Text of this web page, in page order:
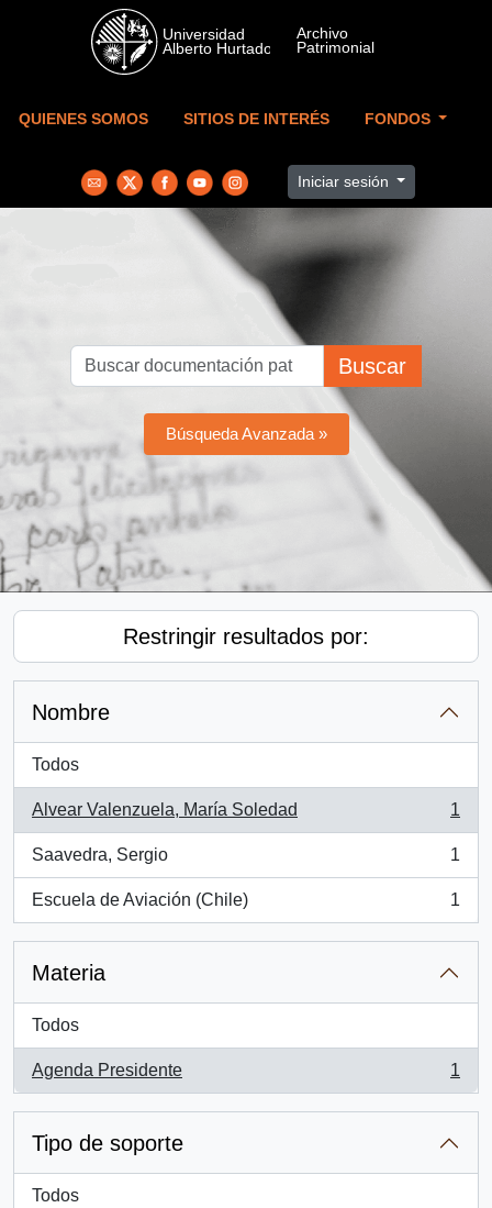
Skip to main content
QUIENES SOMOS SITIOS DE INTERÉS FONDOS
Iniciar sesión
Buscar
Búsqueda Avanzada »
Restringir resultados por:
Nombre
Todos
Alvear Valenzuela, María Soledad
, 1 resultados
1
Saavedra, Sergio
, 1 resultados
1
Escuela de Aviación (Chile)
, 1 resultados
1
Materia
Todos
Agenda Presidente
, 1 resultados
1
Tipo de soporte
Todos